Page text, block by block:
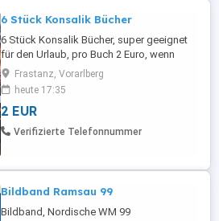
6 Stück Konsalik Bücher
6 Stück Konsalik Bücher, super geeignet
für den Urlaub, pro Buch 2 Euro, wenn
jemand alles will 8 Euro,
Frastanz, Vorarlberg
heute 17:35
2 EUR
Verifizierte Telefonnummer
Bildband Ramsau 99
Bildband, Nordische WM 99